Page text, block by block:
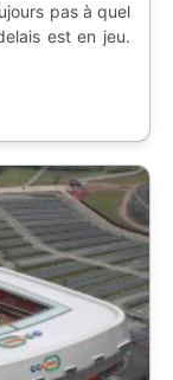
pas à quel
est en jeu.